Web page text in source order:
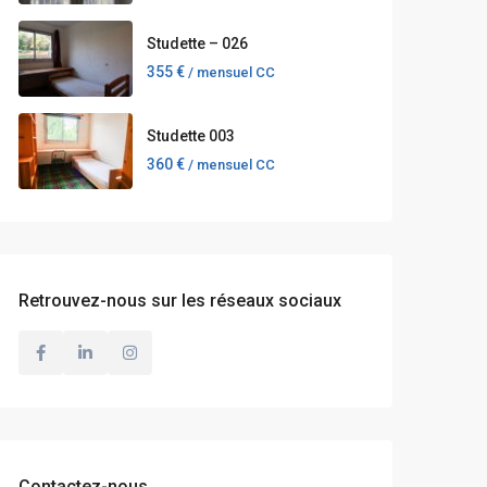
Studette – 026
355 € / mensuel CC
Studette 003
360 € / mensuel CC
Retrouvez-nous sur les réseaux sociaux